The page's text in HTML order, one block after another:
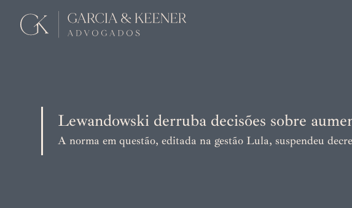
Lewandowski derruba decisões sobre
A norma em questão, editada na gestão Lula, suspendeu